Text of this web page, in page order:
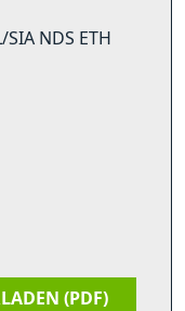
NDS ETH
(PDF)